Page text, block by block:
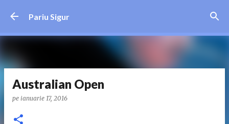
Treceți la conținutul principal
Pariu Sigur
Australian Open
pe ianuarie 17, 2016